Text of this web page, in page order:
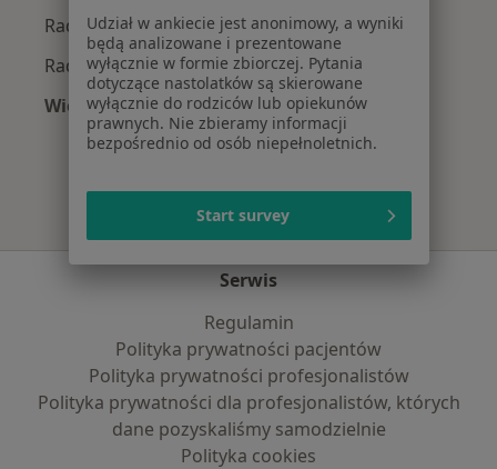
Radiolodzy z INTER Polska w Wrocławiu
Radiolodzy z Compensa w Wrocławiu
Więcej (2)
Więcej w kategorii: Najpopularniejsze
Serwis
Regulamin
Polityka prywatności pacjentów
Polityka prywatności profesjonalistów
Polityka prywatności dla profesjonalistów, których
dane pozyskaliśmy samodzielnie
Polityka cookies
Udział w ankiecie jest anonimowy, a wyniki
będą analizowane i prezentowane
wyłącznie w formie zbiorczej. Pytania
dotyczące nastolatków są skierowane
wyłącznie do rodziców lub opiekunów
prawnych. Nie zbieramy informacji
bezpośrednio od osób niepełnoletnich.
Start survey